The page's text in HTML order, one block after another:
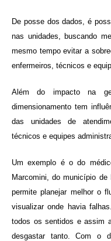
De posse dos dados, é
nas unidades, buscando
mesmo tempo evitar a
enfermeiros, técnicos e
Além do impacto na
dimensionamento tem
das unidades de
técnicos e equipes
Um exemplo é o do
Marcomini, do município
permite planejar melhor o
visualizar onde havia
todos os sentidos e assim
desgastar tanto. Com o